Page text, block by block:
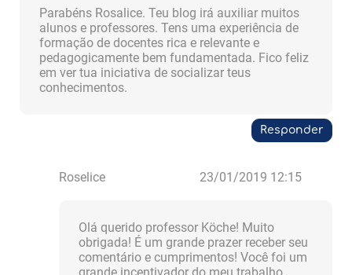
Parabéns Rosalice. Teu blog irá auxiliar muitos
alunos e professores. Tens uma experiência de
formação de docentes rica e relevante e
pedagogicamente bem fundamentada. Fico feliz
em ver tua iniciativa de socializar teus
conhecimentos.
Responder
Roselice 23/01/2019 12:15
Olá querido professor Köche! Muito
obrigada! É um grande prazer receber seu
comentário e cumprimentos! Você foi um
grande incentivador do meu trabalho,